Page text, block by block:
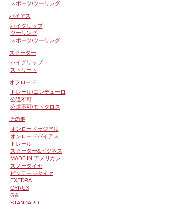
スポーツ/ツーリング
バイアス
ハイグリップ
ツーリング
スポーツ/ツーリング
スクーター
ハイグリップ
ストリート
オフロード
トレール/エンデューロ
公道不可
公道不可/モトクロス
その他
オンロードラジアル
オンロードバイアス
トレール
スクーター&ビジネス
MADE IN アメリカン
スノータイヤ
ビンテージタイヤ
EXEDRA
CYROX
G&L
STANDARD